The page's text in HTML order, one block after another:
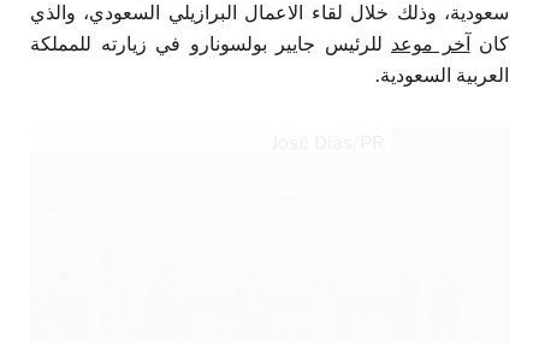
سعودية، وذلك خلال لقاء الاعمال البرازيلي السعودي، والذي
كان آخر موعد للرئيس جايير بولسونارو في زيارته للمملكة
العربية السعودية.